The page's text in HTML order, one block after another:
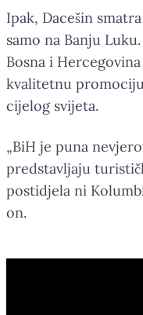
Ipak, Dacešin
samo na Banju
Bosna i
kvalitetnu
cijelog svijeta.
„BiH je puna
predstavljaju
postidjela ni
on.